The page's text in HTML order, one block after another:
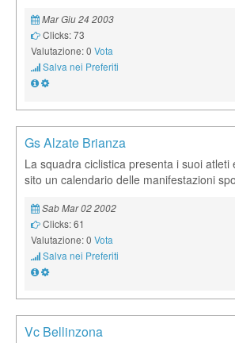
Mar Giu 24 2003
Clicks: 73
Valutazione: 0 Vota
Salva nei Preferiti
Gs Alzate Brianza
La squadra ciclistica presenta i suoi atleti
sito un calendario delle manifestazioni
Sab Mar 02 2002
Clicks: 61
Valutazione: 0 Vota
Salva nei Preferiti
Vc Bellinzona